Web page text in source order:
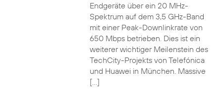
Endgeräte über ein 20 MHz-
Spektrum auf dem 3,5 GHz-Band
mit einer Peak-Downlinkrate von
650 Mbps betrieben. Dies ist ein
weiterer wichtiger Meilenstein des
TechCity-Projekts von Telefónica
und Huawei in München. Massive
[…]